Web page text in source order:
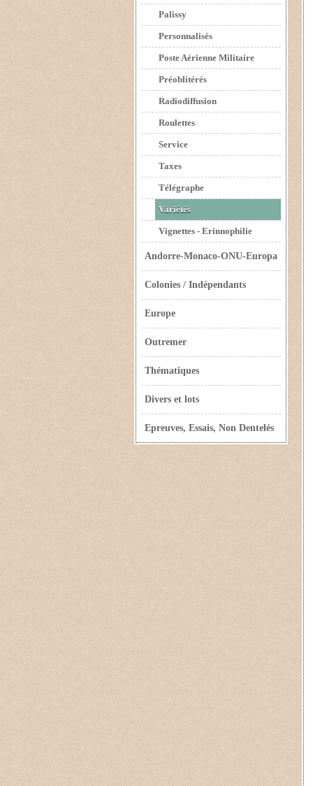
Palissy
Personnalisés
Poste Aérienne Militaire
Préoblitérés
Radiodiffusion
Roulettes
Service
Taxes
Télégraphe
Variétés
Vignettes - Erinnophilie
Andorre-Monaco-ONU-Europa
Colonies / Indépendants
Europe
Outremer
Thématiques
Divers et lots
Epreuves, Essais, Non Dentelés